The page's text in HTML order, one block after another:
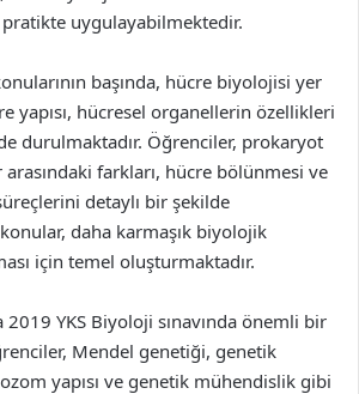
uygulayabilmektedir.
başında, hücre biyolojisi yer
yapısı, hücresel organellerin özellikleri
durulmaktadır. Öğrenciler, prokaryot
farkları, hücre bölünmesi ve
detaylı bir şekilde
daha karmaşık biyolojik
için temel oluşturmaktadır.
2019 YKS Biyoloji sınavında önemli bir
Mendel genetiği, genetik
yapısı ve genetik mühendislik gibi